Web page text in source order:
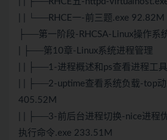
| | └──RHCE一-前三题.exe 92.82M
├──第一阶段-RHCSA-Linux操作系
| ├──第10章-Linux系统进程管理
| | ├──1-进程概述和ps查看进程工
| | ├──2-uptime查看系统负载-top
405.52M
| | ├──3-前后台进程切换-nice进程
执行命令.exe 233.51M